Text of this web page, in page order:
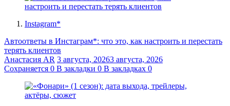
Instagram*
Автоответы в Инстаграм*: что это, как настроить и перестать
терять клиентов
Анастасия AR 3 августа, 20263 августа, 2026
Сохраняется 0 В закладки 0 В закладках 0